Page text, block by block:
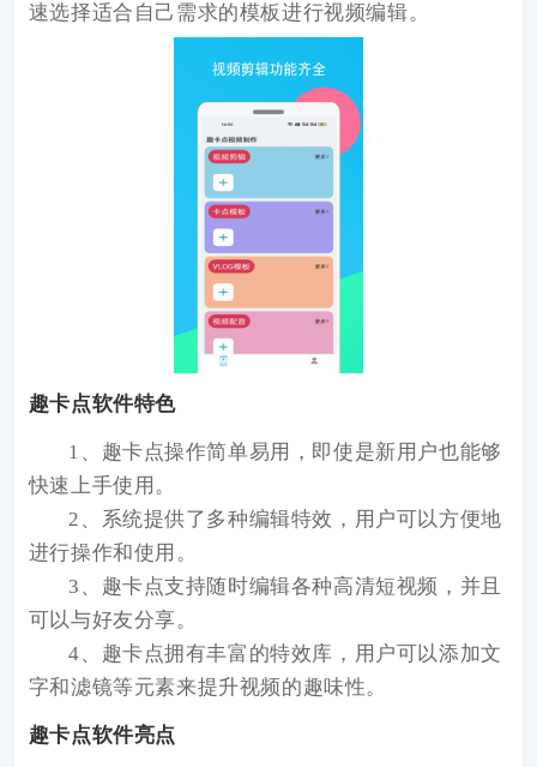
速选择适合自己需求的模板进行视频编辑。
趣卡点软件特色
1、趣卡点操作简单易用，即使是新用户也能够
快速上手使用。
2、系统提供了多种编辑特效，用户可以方便地
进行操作和使用。
3、趣卡点支持随时编辑各种高清短视频，并且
可以与好友分享。
4、趣卡点拥有丰富的特效库，用户可以添加文
字和滤镜等元素来提升视频的趣味性。
趣卡点软件亮点